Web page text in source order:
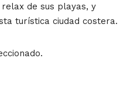
de sus playas, y
turística ciudad costera.